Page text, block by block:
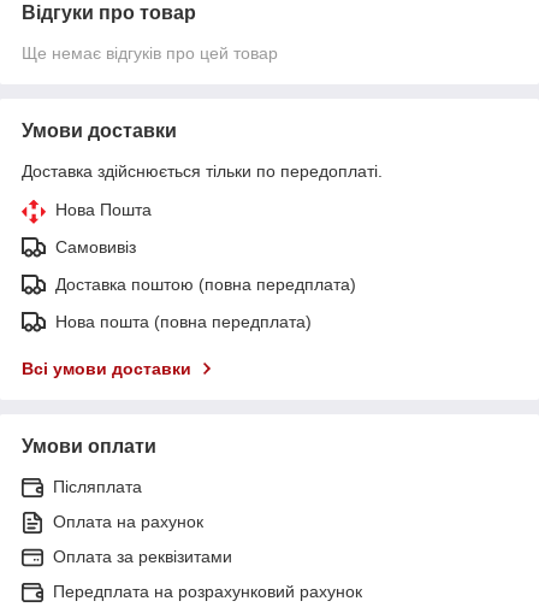
Відгуки про товар
Ще немає відгуків про цей товар
Умови доставки
Доставка здійснюється тільки по передоплаті.
Нова Пошта
Самовивіз
Доставка поштою (повна передплата)
Нова пошта (повна передплата)
Всі умови доставки
Умови оплати
Післяплата
Оплата на рахунок
Оплата за реквізитами
Передплата на розрахунковий рахунок